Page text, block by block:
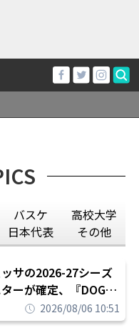
バスケ
日本代表
高校大学
その他
サの2026-27シーズ
ーが確定、『DOG
チームカルチャーを推
を求めるシーズンへ
2026/08/06 10:51